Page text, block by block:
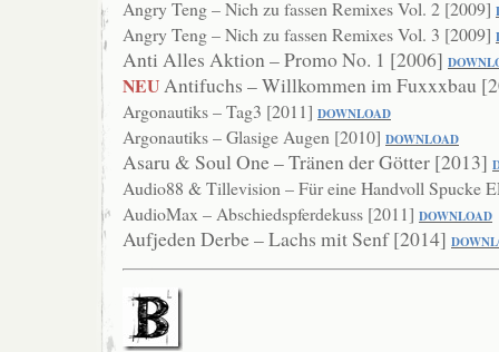
Angry Teng – Nich zu fassen Remixes Vol. 2 [2009]
Angry Teng – Nich zu fassen Remixes Vol. 3 [2009]
Anti Alles Aktion – Promo No. 1 [2006] DOWNL
NEUAntifuchs – Willkommen im Fuxxxbau
Argonautiks – Tag3 [2011] DOWNLOAD
Argonautiks – Glasige Augen [2010] DOWNLOAD
Asaru & Soul One – Tränen der Götter [2013]
Audio88 & Tillevision – Für eine Handvoll Spucke
AudioMax – Abschiedspferdekuss [2011] DOWNLOAD
Aufjeden Derbe – Lachs mit Senf [2014] DO